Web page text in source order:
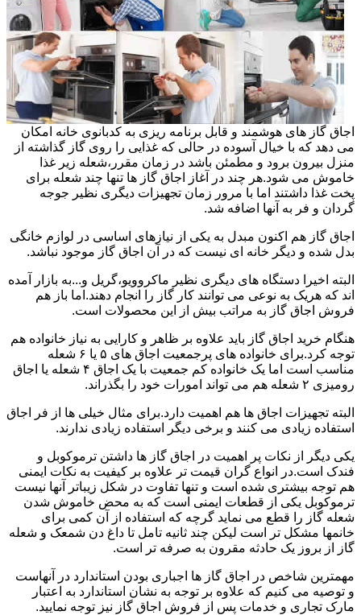
اجاق گاز های هوشمند و قابل برنامه ریزی به کدبانوی خانه امکان
می دهد که با خیال آسوده در حالی که غذایی را روی گاز گذاشته از
منزل بیرون برود و مطمئن باشد در زمان مقرر،شعله زیر غذا
خاموش می شود.هر چند در آغاز اجاق گاز ها تنها چند شعله برای
پخت غذا داشتند اما با مرور زمان تجهیزات دیگری نظیر جوجه
گردان و فر به آنها اضافه شد.
اجاق گاز هم اکنون مبدل به یکی از نیازهای اساسی در لوازم خانگی
بدل شده و دیگر خانه ای نیست که در آن اجاق گاز موجود نباشد.
البته اخیرا دستگاه های دیگری نظیر ماکروویو،گریل و...به بازار آمده
اند که هریک به نوعی می توانند کار گاز را انجام دهند.اما باز هم
فروش اجاق گاز به مراتب بیش از این محصولات است.
هنگام خرید اجاق گاز باید علاوه بر ظاهر و کارایی به نیاز خانواده هم
توجه کرد.برای خانواده های پرجمعیت اجاق های ۵ یا ۶ شعله
مناسب است اما یک خانواده کم جمعیت با یک اجاق ۴ شعله یا اجاق
رومیزی ۲ شعله هم می تواند امورات خود را بگذراند.
البته تجهیزات اجاق ها هم اهمیت دارد.برای مثال خیلی ها از فر اجاق
استفاده زیادی می کنند و برخی دیگر استفاده زیادی ندارند.
یکی دیگر از نکات پر اهمیت در اجاق گاز ها داشتن ترموکوبل و
فندک است.در انواع گران قیمت تر علاوه بر کیفیت به نکات ایمنی
هم توجه بیشتری شده است و تنها تفاوت در شکل زیباتر آنها نیست
ترموکوبل یکی از قطعات ایمنی است که به محض خاموش شدن
شعله گاز را قطع می نماید گرچه که استفاده از آن کمی برای
خانمها مشکل تر است لیکن چند ثانیه تامل تا داغ دن شمعک و شعله
گاز از بروز یک حادثه مقرون به صرفه تر است.
مهمترین شاخص در اجاق گاز ها اجباری بودن استاندارد در آنهاست
و توصیه می کنیم که علاوه بر توجه به نشان استاندارد به اعتبار
مارک تجاری و خدمات پس از فروش اجاق گاز نیز توجه نمایید.